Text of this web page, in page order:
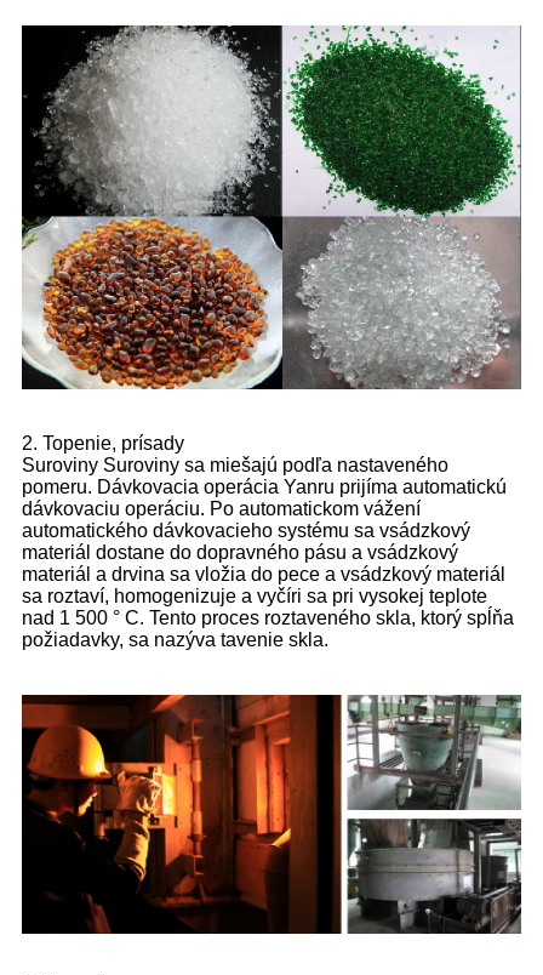
2. Topenie, prísady
Suroviny Suroviny sa miešajú podľa nastaveného
pomeru. Dávkovacia operácia Yanru prijíma automatickú
dávkovaciu operáciu. Po automatickom vážení
automatického dávkovacieho systému sa vsádzkový
materiál dostane do dopravného pásu a vsádzkový
materiál a drvina sa vložia do pece a vsádzkový materiál
sa roztaví, homogenizuje a vyčíri sa pri vysokej teplote
nad 1 500 ° C. Tento proces roztaveného skla, ktorý spĺňa
požiadavky, sa nazýva tavenie skla.